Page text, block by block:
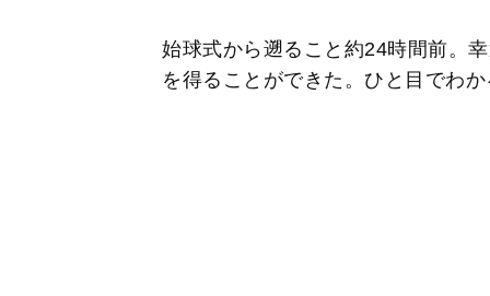
始球式から遡ること約24時間前。
を得ることができた。ひと目でわ